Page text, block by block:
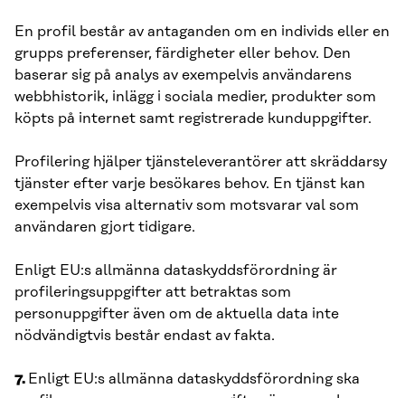
En profil består av antaganden om en individs eller en
grupps preferenser, färdigheter eller behov. Den
baserar sig på analys av exempelvis användarens
webbhistorik, inlägg i sociala medier, produkter som
köpts på internet samt registrerade kunduppgifter.
Profilering hjälper tjänsteleverantörer att skräddarsy
tjänster efter varje besökares behov. En tjänst kan
exempelvis visa alternativ som motsvarar val som
användaren gjort tidigare.
Enligt EU:s allmänna dataskyddsförordning är
profileringsuppgifter att betraktas som
personuppgifter även om de aktuella data inte
nödvändigtvis består endast av fakta.
7. Enligt EU:s allmänna dataskyddsförordning ska